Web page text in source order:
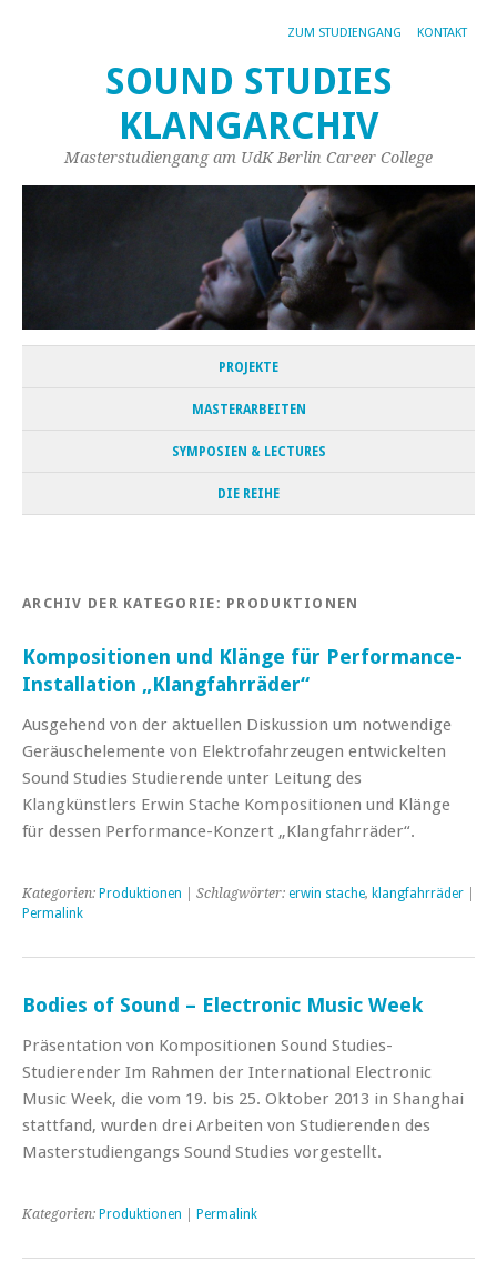
ZUM STUDIENGANG KONTAKT
SOUND STUDIES
KLANGARCHIV
Masterstudiengang am UdK Berlin Career College
PROJEKTE
MASTERARBEITEN
SYMPOSIEN & LECTURES
DIE REIHE
ARCHIV DER KATEGORIE: PRODUKTIONEN
Kompositionen und Klänge für Performance-
Installation „Klangfahrräder“
Ausgehend von der aktuellen Diskussion um notwendige
Geräuschelemente von Elektrofahrzeugen entwickelten
Sound Studies Studierende unter Leitung des
Klangkünstlers Erwin Stache Kompositionen und Klänge
für dessen Performance-Konzert „Klangfahrräder“.
Kategorien: Produktionen | Schlagwörter: erwin stache, klangfahrräder
Permalink
Bodies of Sound – Electronic Music Week
Präsentation von Kompositionen Sound Studies-
Studierender Im Rahmen der International Electronic
Music Week, die vom 19. bis 25. Oktober 2013 in Shanghai
stattfand, wurden drei Arbeiten von Studierenden des
Masterstudiengangs Sound Studies vorgestellt.
Kategorien: Produktionen Permalink